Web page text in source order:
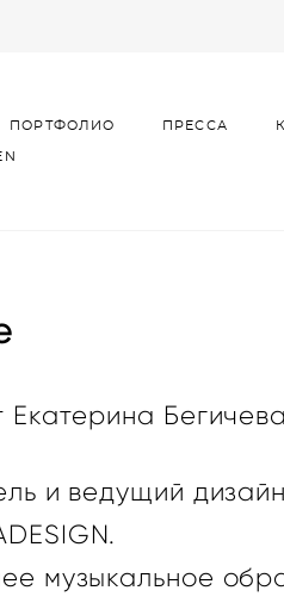
ПОРТФОЛИО ПРЕССА
Екатерина
и ведущий
музыкальное